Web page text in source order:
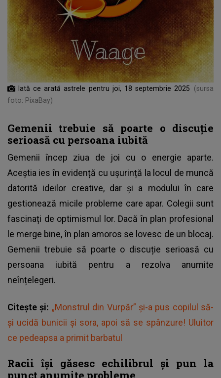
Iată ce arată astrele pentru joi, 18 septembrie 2025
(sursa
foto: PixaBay)
Gemenii trebuie să poarte o discuție
serioasă cu persoana iubită
Gemenii încep ziua de joi cu o energie aparte.
Aceștia ies în evidență cu ușurință la locul de muncă
datorită ideilor creative, dar și a modului în care
gestionează micile probleme care apar. Colegii sunt
fascinați de optimismul lor. Dacă în plan profesional
le merge bine, în plan amoros se lovesc de un blocaj.
Gemenii trebuie să poarte o discuție serioasă cu
persoana iubită pentru a rezolva anumite
neînțelegeri.
Citește și: „Monstrul din Vurpăr” și-a pus copilul să-
și ucidă bunicii și sora, apoi să se spânzure! Uluitor
ce pedeapsa a primit barbatul
Racii își găsesc echilibrul și pun la
punct anumite probleme